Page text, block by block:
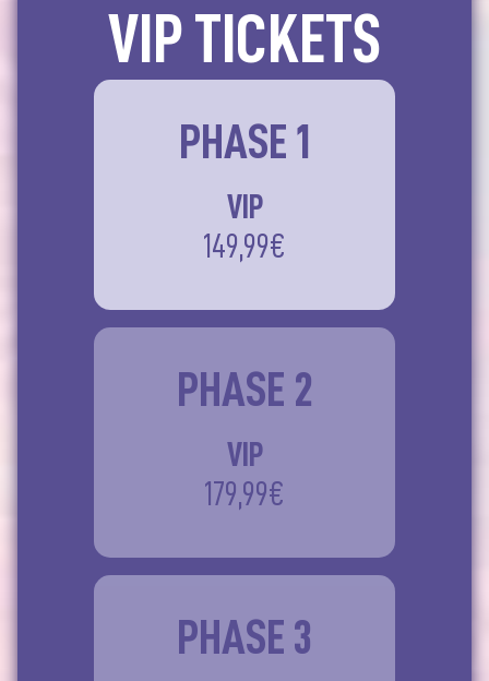
VIP TICKETS
PHASE 1
VIP
149,99€
PHASE 2
VIP
179,99€
PHASE 3